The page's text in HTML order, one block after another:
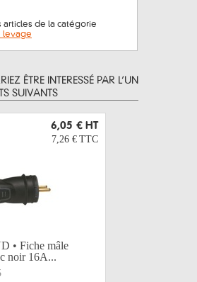
articles de la catégorie
levage
ÊTRE INTERESSÉ PAR L’UN
SUIVANTS
6,05 € HT
7,26 € TTC
• Fiche mâle
noir 16A...